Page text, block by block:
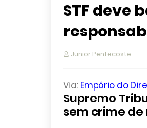
STF deve
Junior Pentecoste
Via: Empório do
Supremo
sem crime